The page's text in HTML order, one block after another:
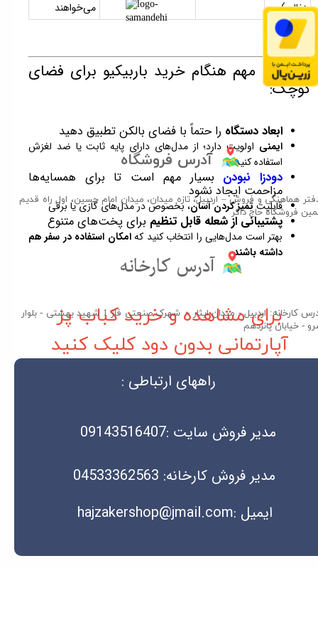
زغالی)
می‌خواهند
✅ نکات مهم هنگام خرید باربیکیو برای فضای
کوچک:
ابعاد دستگاه را حتماً با فضای بالکن تطبیق دهید
ایمنی اولویت دارد؛ از مدل‌های دارای پایه ثابت یا ضد لغزش
استفاده کنید
دودزا نبودن بسیار مهم است تا برای همسایه‌ها
مزاحمت ایجاد نشود
قابلیتتمیز کردن آسان، بخصوص در مدل‌های گازی یا برقی
پشتیبانی از شعله قابل تنظیم برای پخت‌های متنوع
بهتر است مدل‌هایی را انتخاب کنید کهامکان استفاده در سفر هم
داشته باشند
برای مشاهده و خرید کباب پز
آپارتمانی بدون دود کلیک کنید
آدرس فروشگاه
هماهنگی و فروش – اردبیل، تازه میدان، میدان امام حسین، اول راه قدیم
فروشگاه حاج ذاکر​​​​​​​
آدرس کارخانه: اردبیل - میدان ایثار - شهرک صنعتی فاز 1 شهید بهشتی - بلوار
- خیابان پانزدهم
مدیر فروش کارخانه: 04533362563
راههای ارتباطی :
مدیر فروش سایت :09143516407
ایمیل :hajzakershop@jmail.com
آدرس کارخانه​​​​​​​